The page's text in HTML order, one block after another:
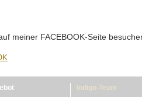
meiner FACEBOOK-Seite
Indigo-Team